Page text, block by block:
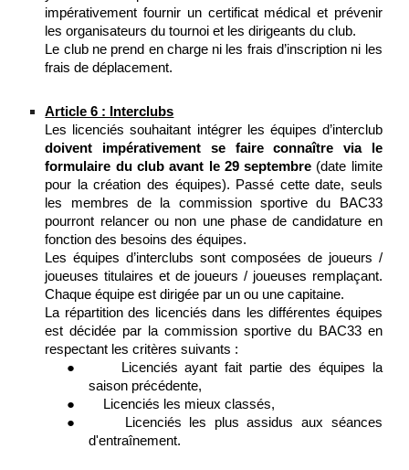
impérativement fournir un certificat médical et prévenir
les organisateurs du tournoi et les dirigeants du club.
Le club ne prend en charge ni les frais d’inscription ni les
frais de déplacement.
Article 6 : Interclubs
Les licenciés souhaitant intégrer les équipes d’interclub
doivent impérativement se faire connaître via le
formulaire du club avant le 29 septembre (date limite
pour la création des équipes). Passé cette date, seuls
les membres de la commission sportive du BAC33
pourront relancer ou non une phase de candidature en
fonction des besoins des équipes.
Les équipes d’interclubs sont composées de joueurs /
joueuses titulaires et de joueurs / joueuses remplaçant.
Chaque équipe est dirigée par un ou une capitaine.
La répartition des licenciés dans les différentes équipes
est décidée par la commission sportive du BAC33 en
respectant les critères suivants :
●
Licenciés ayant fait partie des équipes la
saison précédente,
●
Licenciés les mieux classés,
●
Licenciés les plus assidus aux séances
d'entraînement.